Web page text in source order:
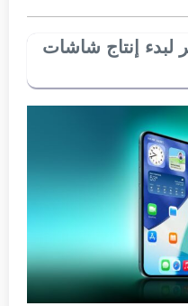
لبدء إنتاج شاشات